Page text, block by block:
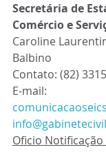
Secretária de
Comércio e
Caroline
Balbino
Contato: (82)
E-mail:
Oficio Notificação